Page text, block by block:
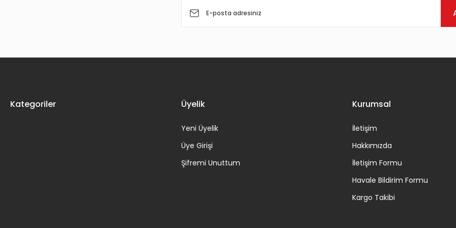
Kategoriler Üyelik
Yeni Üyelik
Üye Girişi
Şifremi Unuttum
Kurumsal
İletişim
Hakkımızda
İletişim Formu
Havale Bildirim Formu
Kargo Takibi